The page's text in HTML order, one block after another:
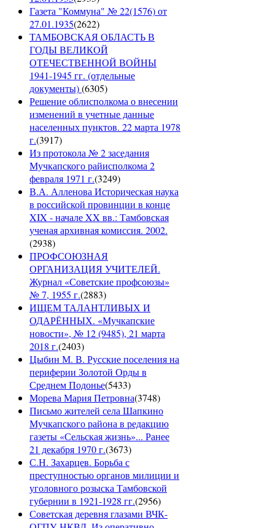
Газета "Коммуна" № 22(1576) от
27.01.1935(2622)
ТАМБОВСКАЯ ОБЛАСТЬ В
ГОДЫ ВЕЛИКОЙ
ОТЕЧЕСТВЕННОЙ ВОЙНЫ
1941-1945 гг. (отдельные
документы)(6305)
Решение облисполкома о внесении
изменений в учетные данные
населенных пунктов. 22 марта 1978
г.(3917)
Из протокола № 2 заседания
Мучкапского райисполкома 2
февраля 1971 г.(3249)
В.А. Алленова Историческая наука
в российской провинции в конце
XIX - начале XX вв.: Тамбовская
ученая архивная комиссия. 2002.
(2938)
ПРОФСОЮЗНАЯ
ОРГАНИЗАЦИЯ УЧИТЕЛЕЙ.
Журнал «Советские профсоюзы»
№ 7, 1955 г.(2883)
ИЩЕМ ТАЛАНТЛИВЫХ И
ОДАРЁННЫХ. «Мучкапские
новости», № 12 (9485), 21 марта
2018 г.(2403)
Цыбин М. В. Русские поселения на
периферии Золотой Орды в
Среднем Подонье(5433)
Морева Мария Петровна(3748)
Письмо жителей села Шапкино
Мучкапского района в редакцию
газеты «Сельская жизнь»... Ранее
21 декабря 1970 г.(3673)
С.Н. Захарцев. Борьба с
преступностью органов милиции и
уголовного розыска Тамбовской
губернии в 1921-1928 гг.(2956)
Советская деревня глазами ВЧК-